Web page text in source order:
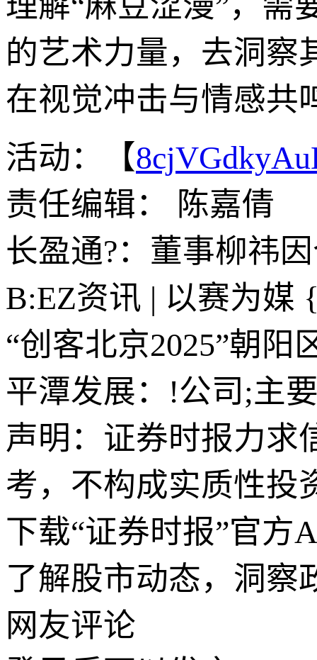
的艺术力量，去洞察
在视觉冲击与情感共
活动：【
责任编辑： 陈嘉倩
长盈通?：董事柳祎
B:EZ资讯 | 以赛为媒
“创客北京2025”朝阳
平潭发展：!公司;主
声明：证券时报力求
考，不构成实质性投
下载“证券时报”官方
了解股市动态，洞察
网友评论